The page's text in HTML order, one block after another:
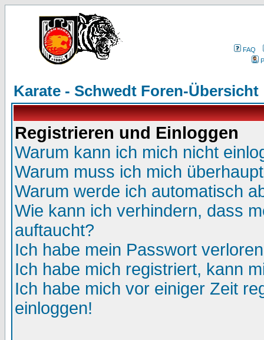
FAQ
Karate - Schwedt Foren-Übersicht
Registrieren und Einloggen
Warum kann ich mich nicht
Warum muss ich mich
Warum werde ich automatisch
Wie kann ich verhindern, dass
auftaucht?
Ich habe mein Passwort
Ich habe mich registriert, kann
Ich habe mich vor einiger Zeit
einloggen!